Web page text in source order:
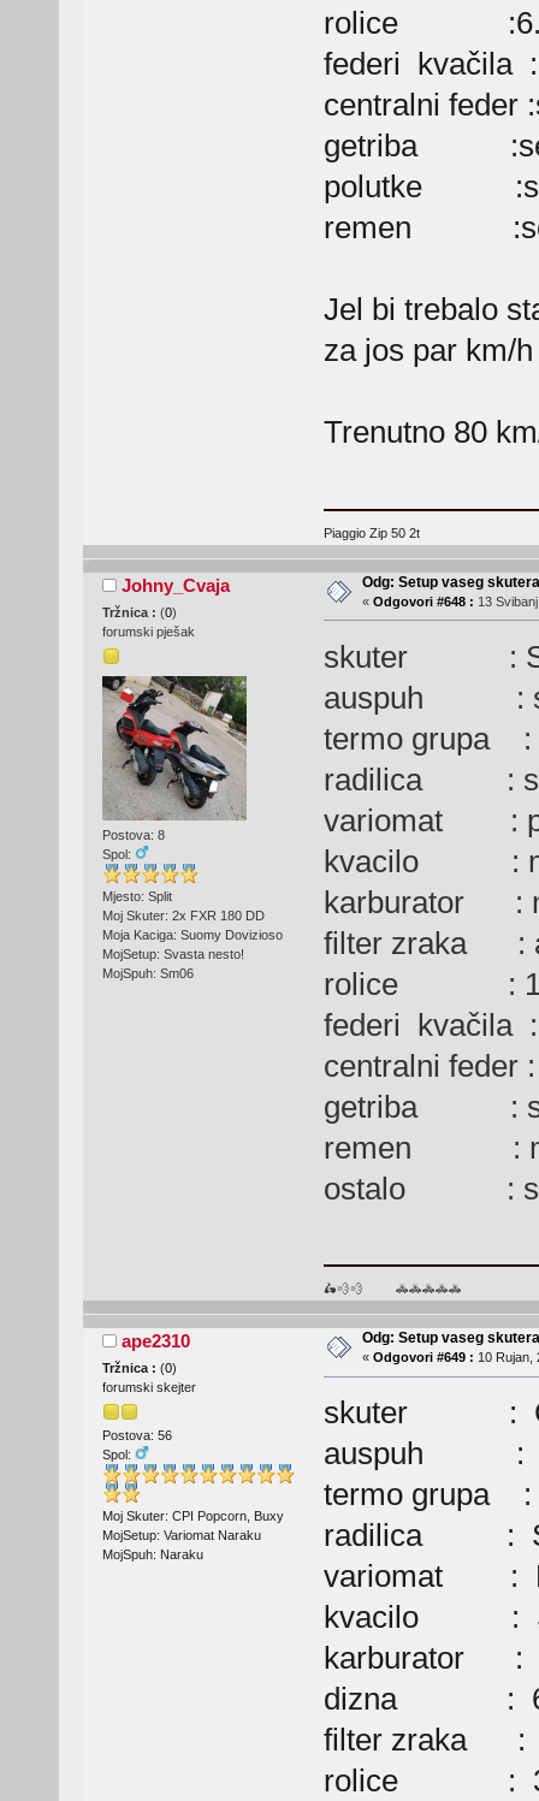
rolice
federi kvačila
centralni feder
getriba
polutke
remen
Jel bi trebalo
za jos par km/
Trenutno 80
Piaggio Zip 50 2t
Johny_Cvaja
Tržnica : (0)
forumski pješak
Postova: 8
Spol:
Mjesto: Split
Moj Skuter: 2x FXR 180 DD
Moja Kaciga: Suomy Dovizioso
MojSetup: Svasta nesto!
MojSpuh: Sm06
Odg: Setup vaseg skutera
« Odgovori #648 : 13
skuter :
auspuh :
termo grupa :
radilica :
variomat :
kvacilo :
karburator :
filter zraka :
rolice :
federi kvačila
centralni feder
getriba :
remen :
ostalo :
🛵💨💨 🚓🚓🚓🚓🚓
ape2310
Tržnica : (0)
forumski skejter
Postova: 56
Spol:
Moj Skuter: CPI Popcorn, Buxy
MojSetup: Variomat Naraku
MojSpuh: Naraku
Odg: Setup vaseg skutera
« Odgovori #649 : 10 Rujan,
skuter :
auspuh :
termo grupa :
radilica :
variomat :
kvacilo :
karburator :
dizna :
filter zraka :
rolice :